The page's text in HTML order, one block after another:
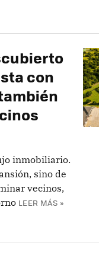
con
inmobiliario.
sino de
vecinos,
LEER MÁS »